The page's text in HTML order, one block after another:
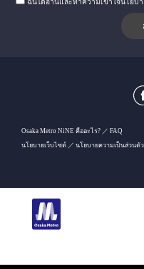
Osaka Metro NiNE คืออะไร?
FAQ
นโยบายเว็บไซต์
นโยบายความเป็นส่วนตัว